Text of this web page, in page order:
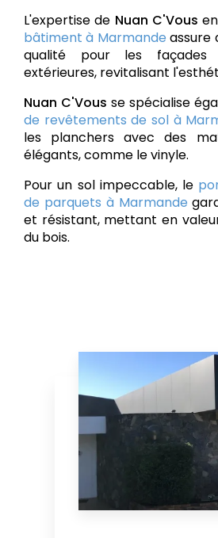
L'expertise de Nuan C'Vous
bâtiment à Marmande assure
qualité pour les
extérieures, revitalisant
Nuan C'Vous se spécialise
de revêtements de sol à
les planchers avec des
élégants, comme le vinyle.
Pour un sol impeccable, le
de parquets à Marmande
et résistant, mettant en
du bois.